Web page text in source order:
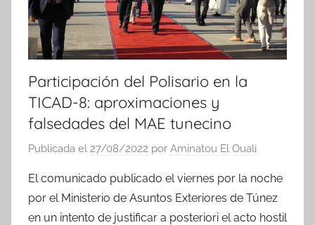
Participación del Polisario en la
TICAD-8: aproximaciones y
falsedades del MAE tunecino
Publicada el 27/08/2022 por Aminatou El Ouali
El comunicado publicado el viernes por la noche
por el Ministerio de Asuntos Exteriores de Túnez
en un intento de justificar a posteriori el acto hostil